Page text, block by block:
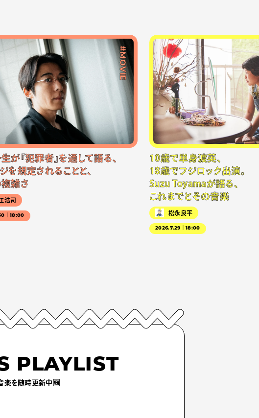
#MOVIE
が『犯罪者』を通して語る、
を規定されることと、
雑さ
浩司
｜18:00
10歳で単身渡英、
18歳でフジロック出演。
Suzu Toyamaが語る、
これまでとその音楽
松永良平
2026.7.29｜18:00
PLAYLIST
楽を随時更新中🆕